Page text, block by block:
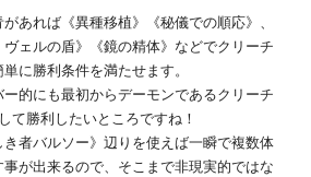
あれば《異種移植》《秘儀での順応》、
ェルの盾》《鏡の精体》などでクリーチ
に勝利条件を満たせます。
的にも最初からデーモンであるクリーチ
て勝利したいところですね！
き者バルソー》辺りを使えば一瞬で複数体
が出来るので、そこまで非現実的ではな